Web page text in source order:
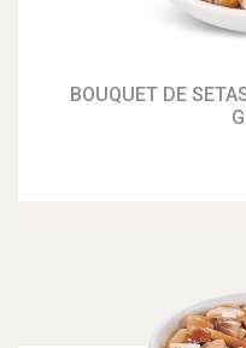
BOUQUET DE